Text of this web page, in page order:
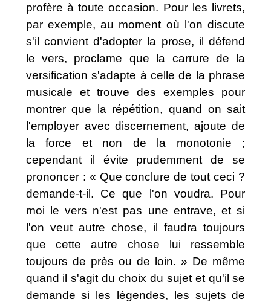
profère à toute occasion. Pour les livrets,
par exemple, au moment où l'on discute
s'il convient d'adopter la prose, il défend
le vers, proclame que la carrure de la
versification s'adapte à celle de la phrase
musicale et trouve des exemples pour
montrer que la répétition, quand on sait
l'employer avec discernement, ajoute de
la force et non de la monotonie ;
cependant il évite prudemment de se
prononcer : « Que conclure de tout ceci ?
demande-t-il. Ce que l'on voudra. Pour
moi le vers n'est pas une entrave, et si
l'on veut autre chose, il faudra toujours
que cette autre chose lui ressemble
toujours de près ou de loin. » De même
quand il s'agit du choix du sujet et qu'il se
demande si les légendes, les sujets de